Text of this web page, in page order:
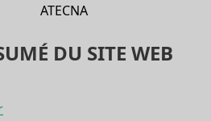
ATECNA
DU SITE WEB